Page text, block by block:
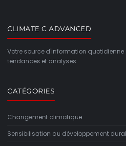
CLIMATE C ADVANCED
Votre source d'information quotidienne
tendances et analyses.
CATÉGORIES
Changement climatique
Sensibilisation au développement